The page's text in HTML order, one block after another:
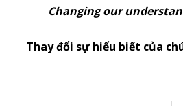
Changing our
Thay đổi sự hiểu biết của